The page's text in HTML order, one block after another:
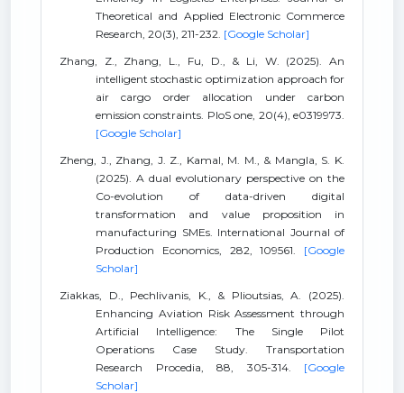
Theoretical and Applied Electronic Commerce
Research, 20(3), 211-232. [Google Scholar]
Zhang, Z., Zhang, L., Fu, D., & Li, W. (2025). An
intelligent stochastic optimization approach for
air cargo order allocation under carbon
emission constraints. PloS one, 20(4), e0319973.
[Google Scholar]
Zheng, J., Zhang, J. Z., Kamal, M. M., & Mangla, S. K.
(2025). A dual evolutionary perspective on the
Co-evolution of data-driven digital
transformation and value proposition in
manufacturing SMEs. International Journal of
Production Economics, 282, 109561. [Google
Scholar]
Ziakkas, D., Pechlivanis, K., & Plioutsias, A. (2025).
Enhancing Aviation Risk Assessment through
Artificial Intelligence: The Single Pilot
Operations Case Study. Transportation
Research Procedia, 88, 305-314. [Google
Scholar]